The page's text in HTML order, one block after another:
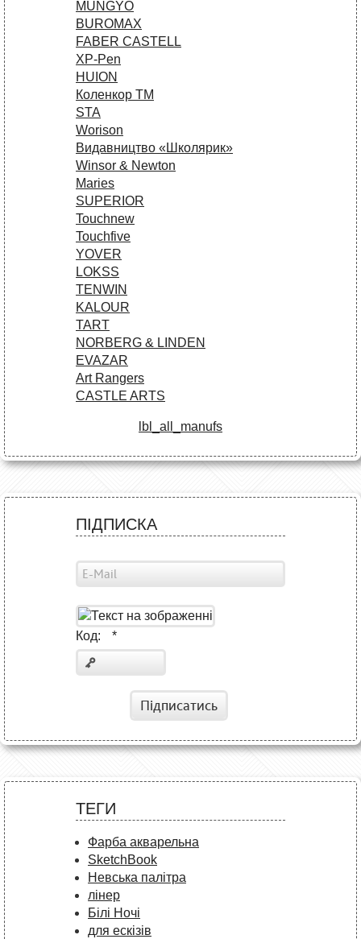
MUNGYO
BUROMAX
FABER CASTELL
XP-Pen
HUION
Коленкор ТМ
STA
Worison
Видавництво «Школярик»
Winsor & Newton
Maries
SUPERIOR
Touchnew
Touchfive
YOVER
LOKSS
TENWIN
KALOUR
TART
NORBERG & LINDEN
EVAZAR
Art Rangers
CASTLE ARTS
lbl_all_manufs
ПІДПИСКА
Код: *
Підписатись
ТЕГИ
Фарба акварельна
SketchBook
Невська палітра
лінер
Білі Ночі
для ескізів